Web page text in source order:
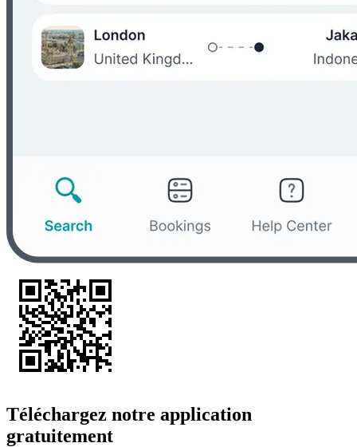
Téléchargez notre application
gratuitement